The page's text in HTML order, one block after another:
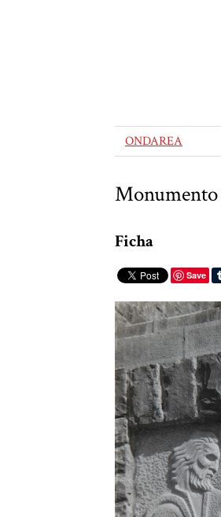
ONDAREA
Monumento
Ficha
Save